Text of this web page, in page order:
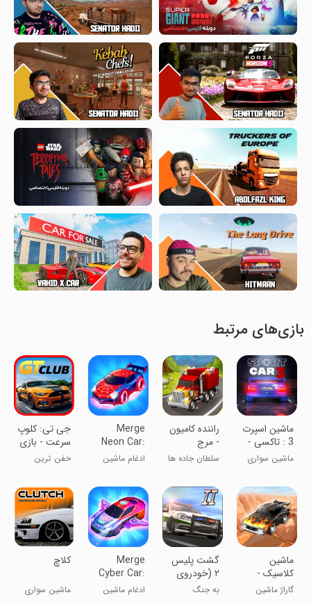
بازی‌های مرتبط
‏‏‏‏‏ماشین اسپرت
3 : تاکسی -
پلیس
ماشین سواری
راننده کامیون
- مرج
سلطان جاده ها
Merge
Neon Car:
Idle Car
Merge
ادغام ماشین
بی‌کار
‏جی تی: کلوپ
سرعت - بازی
ماشین درگ
خفن ترین
ماشین
کلاسیک -
مرج
گاراژ ماشین
‏‏‏‏گشت پلیس
٢ (خودروی
پلیس)
به جنگ
Merge
Cyber Car:
Highway
Racer
ادغام ماشین
کلاچ
ماشین سواری